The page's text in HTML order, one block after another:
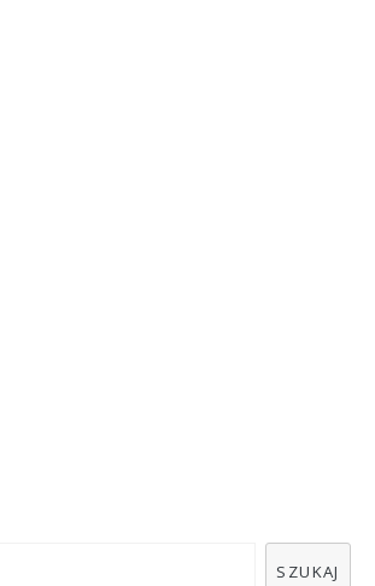
SZUKAJ